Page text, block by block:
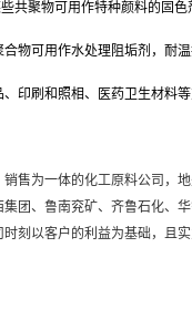
共聚物可用作特种颜料的固
物可用作水处理阻垢剂，耐
印刷和照相、医药卫生材料等
售为一体的化工原料公司，
团、鲁南兖矿、齐鲁石化、
刻以客户的利益为基础，且